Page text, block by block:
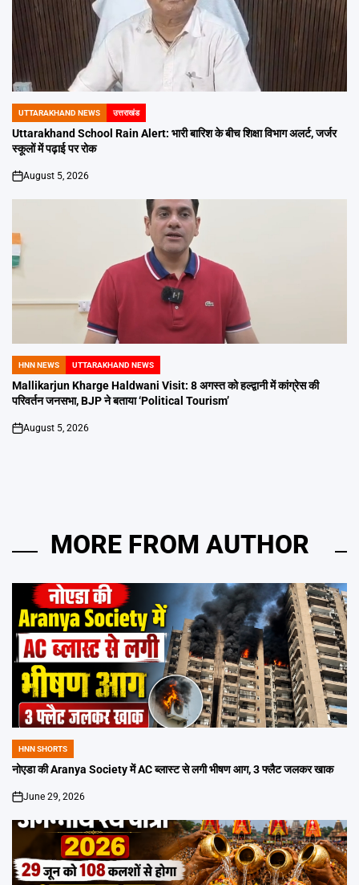
POSTED
IN
UTTARAKHAND NEWS उत्तराखंड
Uttarakhand School Rain Alert: भारी बारिश के बीच शिक्षा विभाग अलर्ट, जर्जर
स्कूलों में पढ़ाई पर रोक
on
August 5, 2026
POSTED
IN
HNN NEWS UTTARAKHAND NEWS
Mallikarjun Kharge Haldwani Visit: 8 अगस्त को हल्द्वानी में कांग्रेस की
परिवर्तन जनसभा, BJP ने बताया ‘Political Tourism’
on
August 5, 2026
MORE FROM AUTHOR
POSTED
IN
HNN SHORTS
नोएडा की Aranya Society में AC ब्लास्ट से लगी भीषण आग, 3 फ्लैट जलकर खाक
on
June 29, 2026